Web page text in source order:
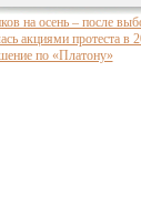
на осень – после
акциями протеста в
по «Платону»